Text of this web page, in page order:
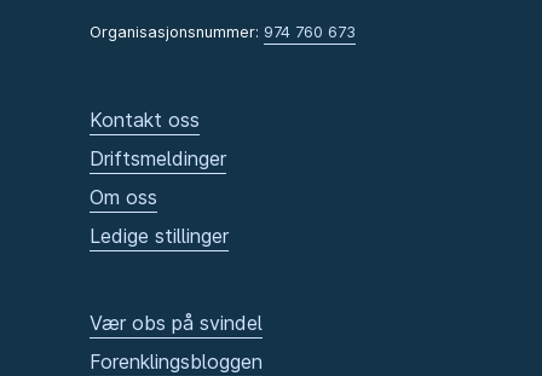
Organisasjonsnummer: 974 760 673
Kontakt oss
Driftsmeldinger
Om oss
Ledige stillinger
Vær obs på svindel
Forenklingsbloggen